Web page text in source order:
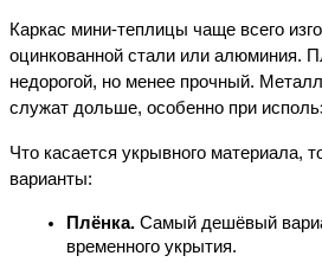
Каркас мини-теплицы чаще всего
оцинкованной стали или алюминия.
недорогой, но менее прочный.
служат дольше, особенно при
Что касается укрывного материала,
варианты:
Плёнка. Самый дешёвый
временного укрытия.